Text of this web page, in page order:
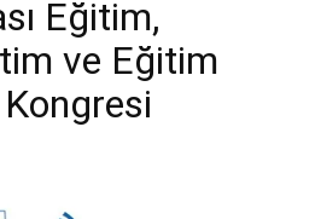
Eğitim,
ve Eğitim